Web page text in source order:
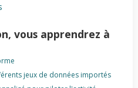
vous apprendrez à
jeux de données importés